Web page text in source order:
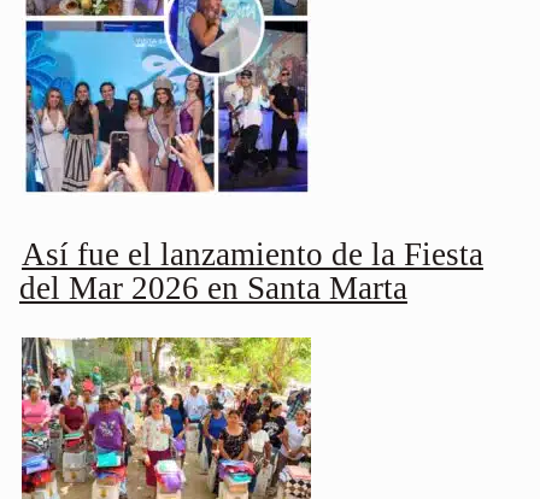
Así fue el lanzamiento de la Fiesta
del Mar 2026 en Santa Marta